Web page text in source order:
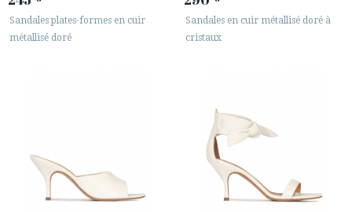
Sandales plates-formes en cuir
métallisé doré
Sandales en cuir métallisé doré à
cristaux